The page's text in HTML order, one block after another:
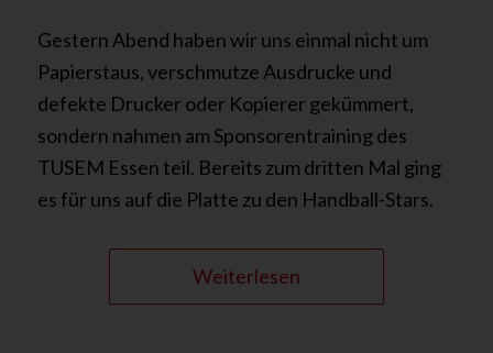
Gestern Abend haben wir uns einmal nicht um
Papierstaus, verschmutze Ausdrucke und
defekte Drucker oder Kopierer gekümmert,
sondern nahmen am Sponsorentraining des
TUSEM Essen teil. Bereits zum dritten Mal ging
es für uns auf die Platte zu den Handball-Stars.
Weiterlesen